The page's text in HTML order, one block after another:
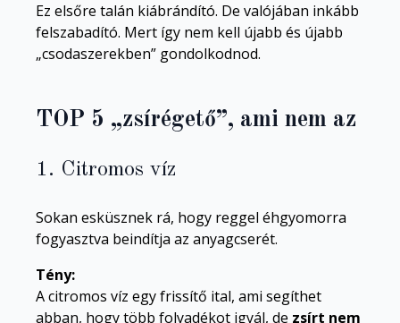
Ez elsőre talán kiábrándító. De valójában inkább
felszabadító. Mert így nem kell újabb és újabb
„csodaszerekben” gondolkodnod.
TOP 5 „zsírégető”, ami nem az
1. Citromos víz
Sokan esküsznek rá, hogy reggel éhgyomorra
fogyasztva beindítja az anyagcserét.
Tény:
A citromos víz egy frissítő ital, ami segíthet
abban, hogy több folyadékot igyál, de zsírt nem